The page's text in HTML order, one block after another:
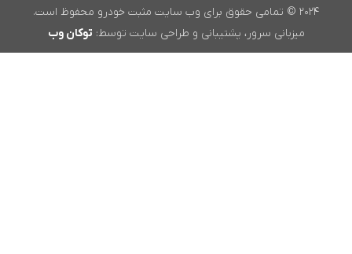
۲۰۲۴ © تمامی حقوق برای وب سایت مثبت خودرو محفوظ است.
میزبانی سرور، پشتیبانی و طراحی سایت توسط: توکان وب